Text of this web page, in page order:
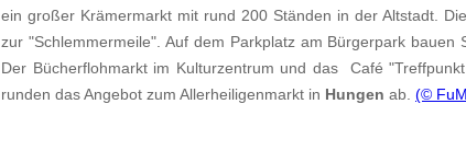
ein großer Krämermarkt mit rund 200 Ständen in der Altstadt.
zur "Schlemmermeile". Auf dem Parkplatz am Bürgerpark bauen
Der Bücherflohmarkt im Kulturzentrum und das Café
runden das Angebot zum Allerheiligenmarkt in Hungen ab. (©